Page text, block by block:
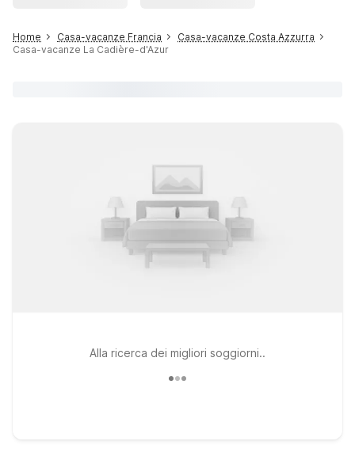
Home Casa-vacanze Francia
Casa-vacanze Costa Azzurra
Casa-vacanze La Cadière-d'Azur
Alla ricerca dei migliori soggiorni..